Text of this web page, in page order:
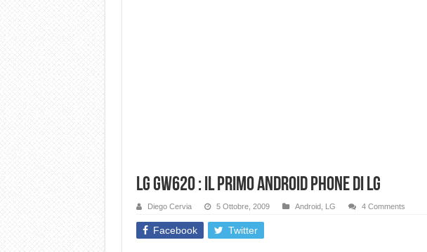
LG GW620 : Il primo android phone di LG
Diego Cervia 5 Ottobre, 2009 Android, LG 4 Comments
Facebook Twitter